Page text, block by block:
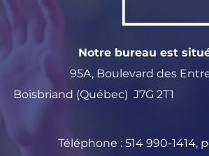
Notre bureau est
95A, Boulevard des
Boisbriand
Téléphone : 514 990-1414,